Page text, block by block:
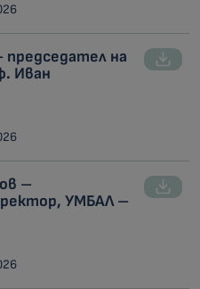
на
Иван
–
УМБАЛ –